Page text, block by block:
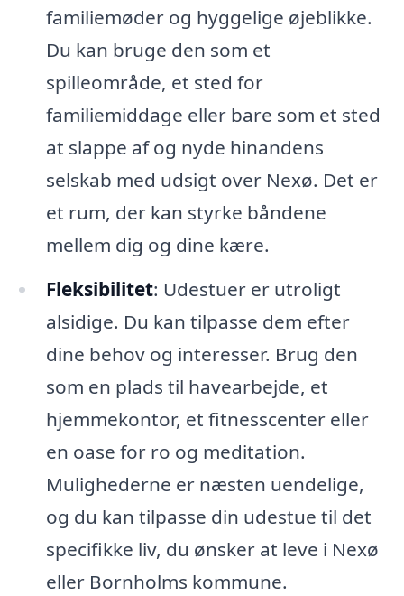
familiemøder og hyggelige øjeblikke.
Du kan bruge den som et
spilleområde, et sted for
familiemiddage eller bare som et sted
at slappe af og nyde hinandens
selskab med udsigt over Nexø. Det er
et rum, der kan styrke båndene
mellem dig og dine kære.
Fleksibilitet: Udestuer er utroligt
alsidige. Du kan tilpasse dem efter
dine behov og interesser. Brug den
som en plads til havearbejde, et
hjemmekontor, et fitnesscenter eller
en oase for ro og meditation.
Mulighederne er næsten uendelige,
og du kan tilpasse din udestue til det
specifikke liv, du ønsker at leve i Nexø
eller Bornholms kommune.